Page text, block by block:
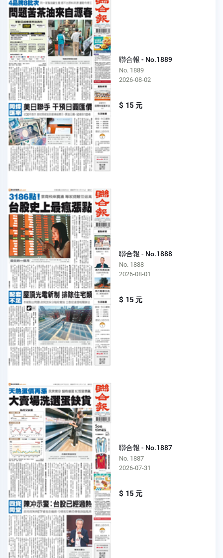
聯合報 - No.1889
No. 1889
2026-08-02
$ 15 元
聯合報 - No.1888
No. 1888
2026-08-01
$ 15 元
聯合報 - No.1887
No. 1887
2026-07-31
$ 15 元